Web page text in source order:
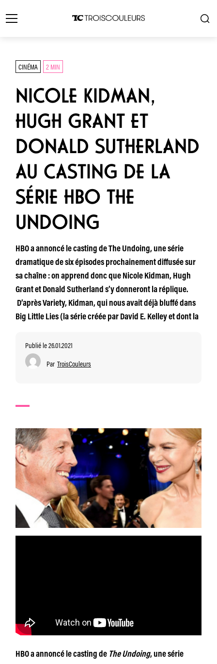
CINÉMA 2 MIN
NICOLE KIDMAN,
HUGH GRANT ET
DONALD SUTHERLAND
AU CASTING DE LA
SÉRIE HBO THE
UNDOING
HBO a annoncé le casting de The Undoing, une série
dramatique de six épisodes prochainement diffusée sur
sa chaîne : on apprend donc que Nicole Kidman, Hugh
Grant et Donald Sutherland s’y donneront la réplique.
D’après Variety, Kidman, qui nous avait déjà bluffé dans
Big Little Lies (la série créée par David E. Kelley et dont la
Publié le 26.01.2021
Par TroisCouleurs
HBO a annoncé le casting de The Undoing, une série